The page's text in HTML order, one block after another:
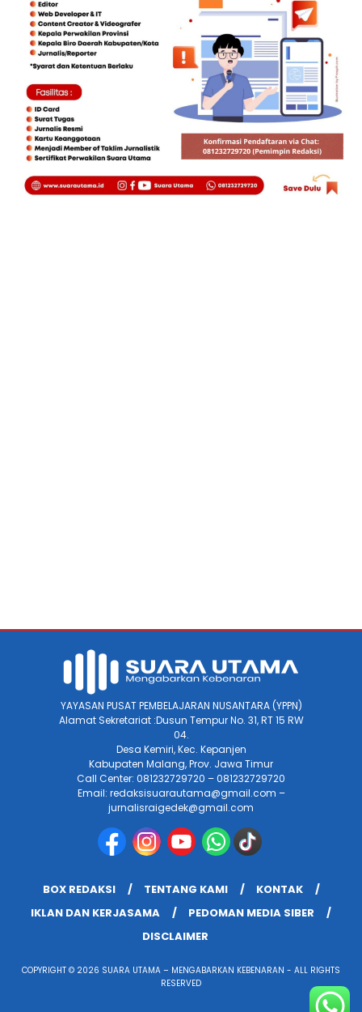
YAYASAN PUSAT PEMBELAJARAN NUSANTARA (YPPN)
Alamat Sekretariat :Dusun Tempur No. 31, RT 15 RW
04.
Desa Kemiri, Kec. Kepanjen
Kabupaten Malang, Prov. Jawa Timur
Call Center: 081232729720 – 081232729720
Email: redaksisuarautama@gmail.com –
jurnalisraigedek@gmail.com
BOX REDAKSI TENTANG KAMI
KONTAK
IKLAN DAN KERJASAMA
PEDOMAN MEDIA SIBER
DISCLAIMER
COPYRIGHT © 2026 SUARA UTAMA – MENGABARKAN KEBENARAN - ALL RIGHTS
RESERVED